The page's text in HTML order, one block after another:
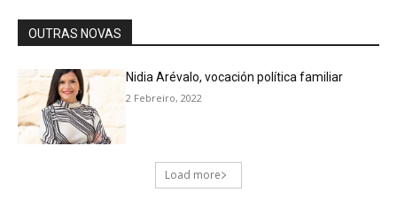
OUTRAS NOVAS
Nidia Arévalo, vocación política familiar
2 Febreiro, 2022
Load more